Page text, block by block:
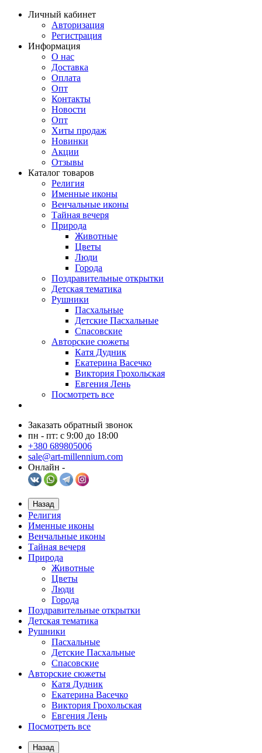
Личный кабинет
Авторизация
Регистрация
Информация
О нас
Доставка
Оплата
Опт
Контакты
Новости
Опт
Хиты продаж
Новинки
Акции
Отзывы
Каталог товаров
Религия
Именные иконы
Венчальные иконы
Тайная вечеря
Природа
Животные
Цветы
Люди
Города
Поздравительные открытки
Детская тематика
Рушники
Пасхальные
Детские Пасхальные
Спасовские
Авторские сюжеты
Катя Дудник
Екатерина Васечко
Виктория Грохольская
Евгения Лень
Посмотреть все
Заказать обратный звонок
пн - пт: с 9:00 до 18:00
+380 689805006
sale@art-millennium.com
Онлайн -
Назад
Религия
Именные иконы
Венчальные иконы
Тайная вечеря
Природа
Животные
Цветы
Люди
Города
Поздравительные открытки
Детская тематика
Рушники
Пасхальные
Детские Пасхальные
Спасовские
Авторские сюжеты
Катя Дудник
Екатерина Васечко
Виктория Грохольская
Евгения Лень
Посмотреть все
Назад